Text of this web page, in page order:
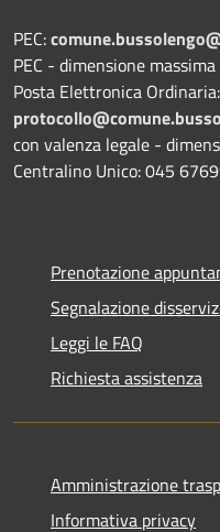
PEC:
PEC - dimensione
Posta Elettronica Ordinaria:
con valenza legale -
Centralino Unico: 045
Prenotazione
Segnalazione
Leggi le FAQ
Richiesta assistenza
Amministrazione
Informativa privacy